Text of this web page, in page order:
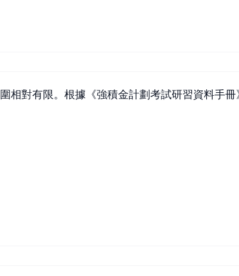
對有限。根據《強積金計劃考試研習資料手